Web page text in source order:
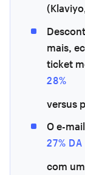
mais,
ticket
28%
versus
O e-
27%
com